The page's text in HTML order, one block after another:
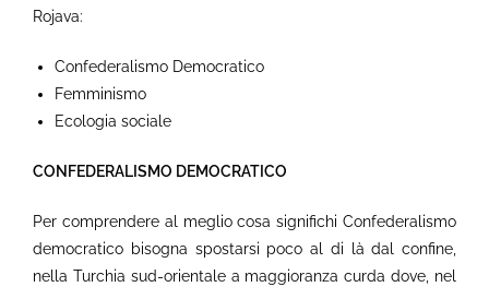
Rojava:
Confederalismo Democratico
Femminismo
Ecologia sociale
CONFEDERALISMO DEMOCRATICO
Per comprendere al meglio cosa significhi Confederalismo
democratico bisogna spostarsi poco al di là dal confine,
nella Turchia sud-orientale a maggioranza curda dove, nel